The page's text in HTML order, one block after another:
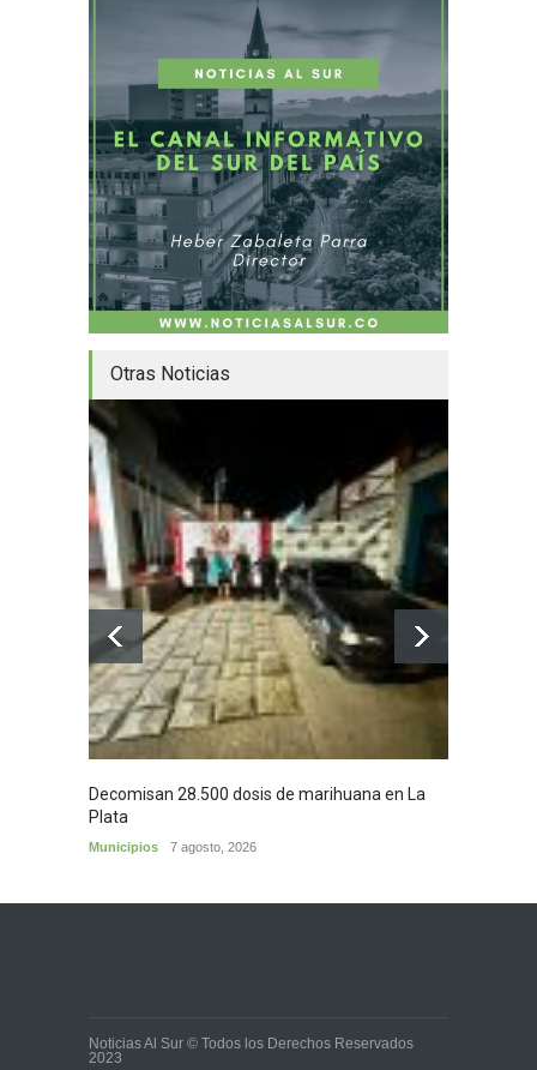
Otras Noticias
Decomisan 28.500 dosis de marihuana en La
Plata
Municipios 7 agosto, 2026
Noticias Al Sur © Todos los Derechos Reservados
2023